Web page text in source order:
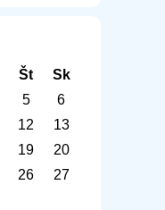
Št
Sk
5
6
12
13
19
20
26
27